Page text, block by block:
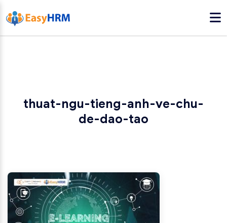
thuat-ngu-tieng-anh-ve-chu-
de-dao-tao